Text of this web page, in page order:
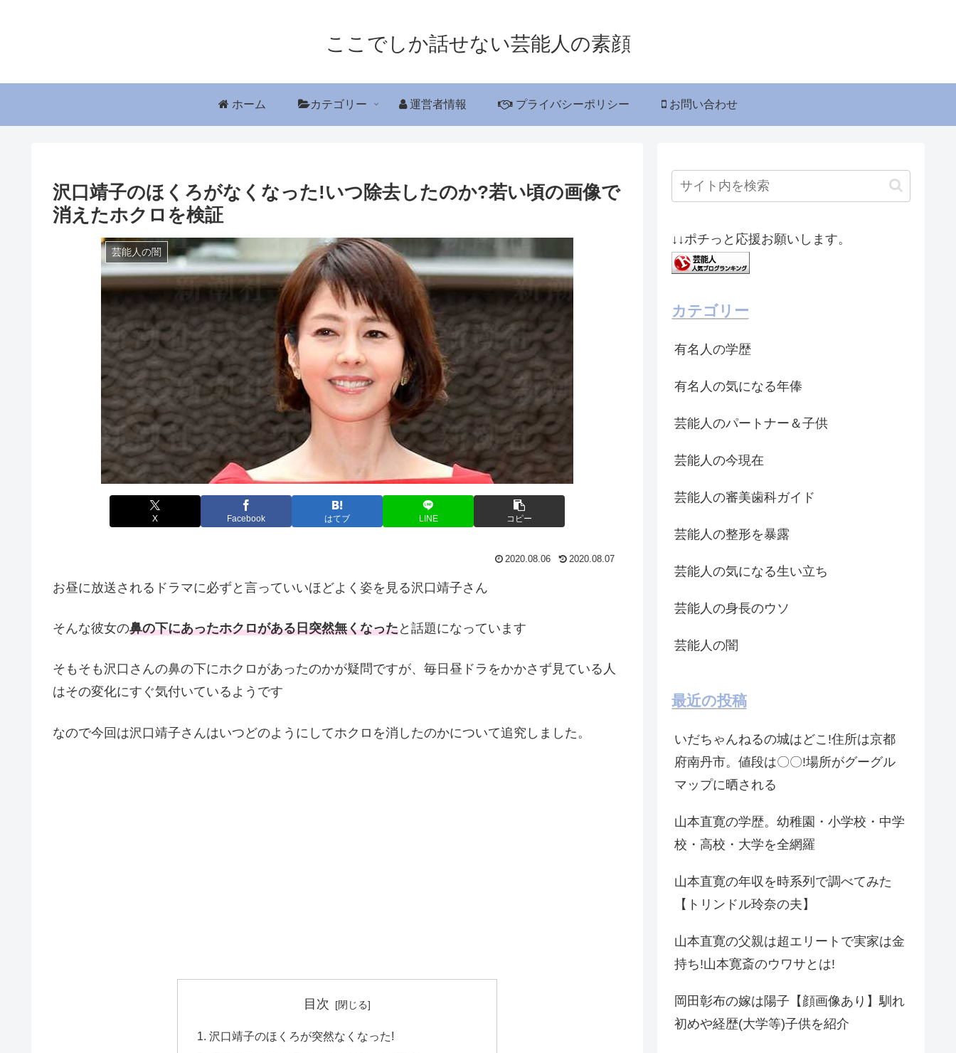
ここでしか話せない芸能人の素顔
ホーム カテゴリー 運営者情報 プライバシーポリシー お問い合わせ
沢口靖子のほくろがなくなった!いつ除去したのか?若い頃の画像で
消えたホクロを検証
芸能人の闇
X Facebook はてブ LINE コピー
2020.08.06 2020.08.07
お昼に放送されるドラマに必ずと言っていいほどよく姿を見る沢口靖子さん
そんな彼女の鼻の下にあったホクロがある日突然無くなったと話題になっています
そもそも沢口さんの鼻の下にホクロがあったのかが疑問ですが、毎日昼ドラをかかさず見ている人
はその変化にすぐ気付いているようです
なので今回は沢口靖子さんはいつどのようにしてホクロを消したのかについて追究しました。
目次
沢口靖子のほくろが突然なくなった!
↓↓ポチっと応援お願いします。
カテゴリー
有名人の学歴
有名人の気になる年俸
芸能人のパートナー＆子供
芸能人の今現在
芸能人の審美歯科ガイド
芸能人の整形を暴露
芸能人の気になる生い立ち
芸能人の身長のウソ
芸能人の闇
最近の投稿
いだちゃんねるの城はどこ!住所は京都
府南丹市。値段は〇〇!場所がグーグル
マップに晒される
山本直寛の学歴。幼稚園・小学校・中学
校・高校・大学を全網羅
山本直寛の年収を時系列で調べてみた
【トリンドル玲奈の夫】
山本直寛の父親は超エリートで実家は金
持ち!山本寛斎のウワサとは!
岡田彰布の嫁は陽子【顔画像あり】馴れ
初めや経歴(大学等)子供を紹介